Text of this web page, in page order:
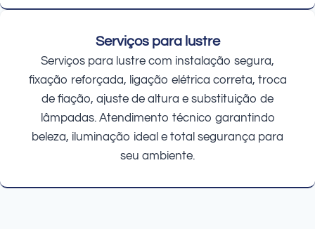
Serviços para lustre
Serviços para lustre com instalação segura,
fixação reforçada, ligação elétrica correta, troca
de fiação, ajuste de altura e substituição de
lâmpadas. Atendimento técnico garantindo
beleza, iluminação ideal e total segurança para
seu ambiente.